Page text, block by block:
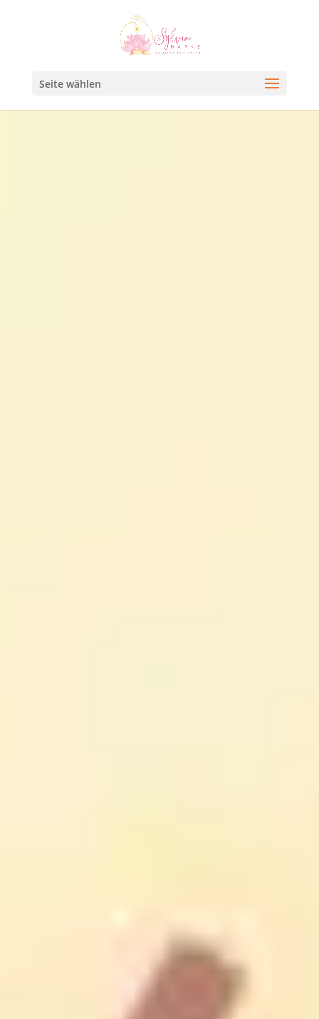
Seite wählen